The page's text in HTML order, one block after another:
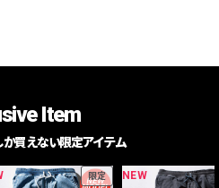
Item
買えない限定アイテム
限定 NEW